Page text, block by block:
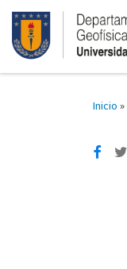
Inicio »